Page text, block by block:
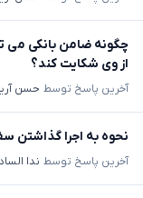
چگونه ضامن بانکی می
از وی شکایت کند؟
آخرین پاسخ توسط حسن
نحوه به اجرا گذاشتن
آخرین پاسخ توسط ندا